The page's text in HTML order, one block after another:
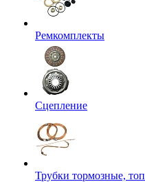
Ремкомплекты
Сцепление
Трубки тормозные,